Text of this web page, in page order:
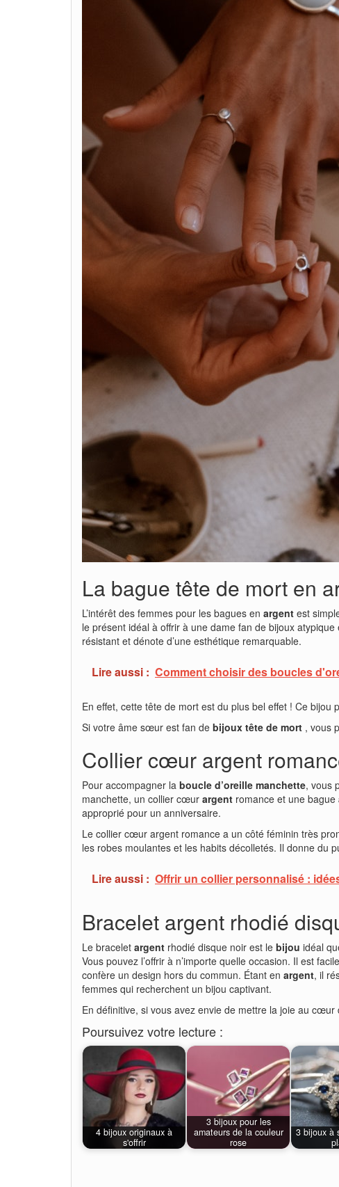
La bague tête de mort en
L’intérêt des femmes pour les bagues en argent est
le présent idéal à offrir à une dame fan de bijoux
résistant et dénote d’une esthétique remarquable.
Lire aussi : Comment choisir des boucles
En effet, cette tête de mort est du plus bel effet ! Ce
Si votre âme sœur est fan de bijoux tête de mort , vous
Collier cœur argent
Pour accompagner la boucle d’oreille manchette, vous
manchette, un collier cœur argent romance et une bague
approprié pour un anniversaire.
Le collier cœur argent romance a un côté féminin très
les robes moulantes et les habits décolletés. Il donne du
Lire aussi : Offrir un collier personnalisé :
Bracelet argent rhodié
Le bracelet argent rhodié disque noir est le bijou idéal
Vous pouvez l’offrir à n’importe quelle occasion. Il est
confère un design hors du commun. Étant en argent, il
femmes qui recherchent un bijou captivant.
En définitive, si vous avez envie de mettre la joie au cœur
Poursuivez votre lecture :
4 bijoux originaux à
s'offrir
3 bijoux pour les
amateurs de la couleur
rose
3 bijoux à